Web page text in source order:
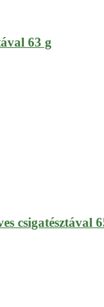
63 g
csigatésztával